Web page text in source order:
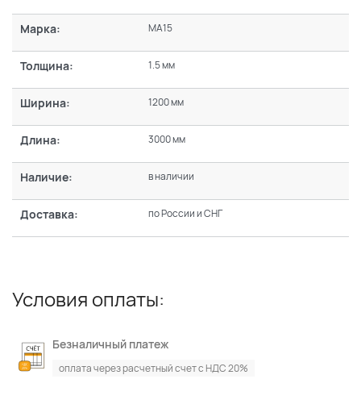
Марка: МА15
Толщина: 1.5 мм
Ширина: 1200 мм
Длина: 3000 мм
Наличие: в наличии
Доставка: по России и СНГ
Условия оплаты:
Безналичный платеж
оплата через расчетный счет с НДС 20%